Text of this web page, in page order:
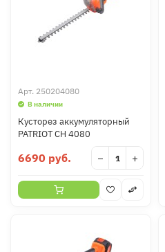
Арт. 250204080
В наличии
Кусторез аккумуляторный
PATRIOT CH 4080
6690 руб. − +